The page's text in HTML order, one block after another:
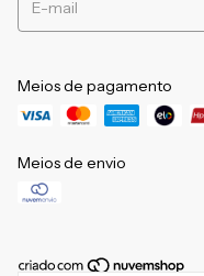
Meios de pagamento
Meios de envio